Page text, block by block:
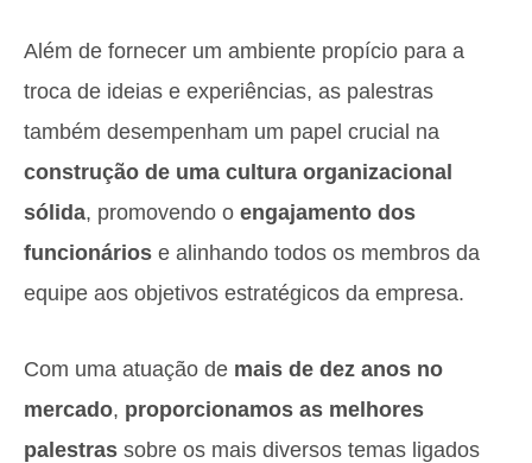
Além de fornecer um ambiente propício para a
troca de ideias e experiências, as palestras
também desempenham um papel crucial na
construção de uma cultura organizacional
sólida, promovendo o engajamento dos
funcionários e alinhando todos os membros da
equipe aos objetivos estratégicos da empresa.
Com uma atuação de mais de dez anos no
mercado, proporcionamos as melhores
palestras sobre os mais diversos temas ligados